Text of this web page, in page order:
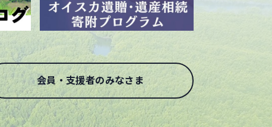
会員・支援者のみなさま